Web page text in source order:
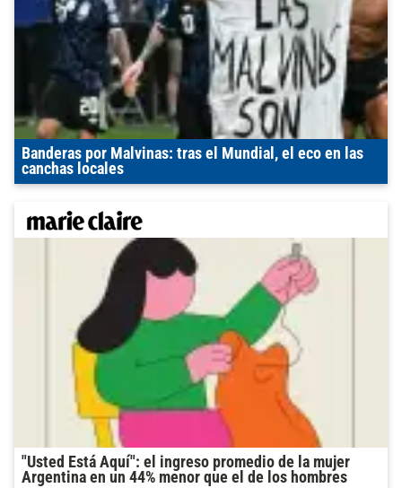
Banderas por Malvinas: tras el Mundial, el eco en las
canchas locales
"Usted Está Aquí": el ingreso promedio de la mujer
Argentina en un 44% menor que el de los hombres